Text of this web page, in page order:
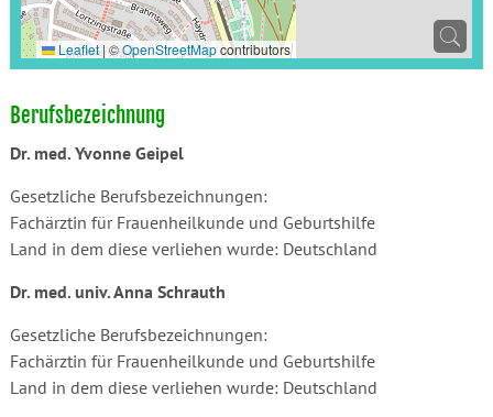
Leaflet|©OpenStreetMapcontributors
Berufsbezeichnung
Dr. med. Yvonne Geipel
Gesetzliche Berufsbezeichnungen:
Fachärztin für Frauenheilkunde und Geburtshilfe
Land in dem diese verliehen wurde: Deutschland
Dr. med. univ. Anna Schrauth
Gesetzliche Berufsbezeichnungen:
Fachärztin für Frauenheilkunde und Geburtshilfe
Land in dem diese verliehen wurde: Deutschland